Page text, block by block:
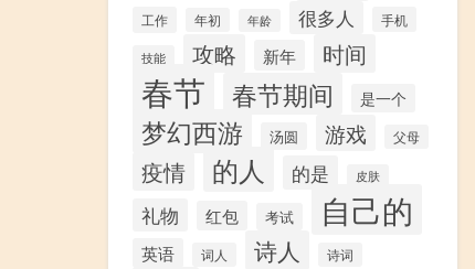
工作 年初 年龄 很多人 手机
技能 攻略 新年 时间
春节 春节期间 是一个
梦幻西游 汤圆 游戏 父母
疫情 的人 的是 皮肤
礼物 红包 考试 自己的
英语 词人 诗人 诗词